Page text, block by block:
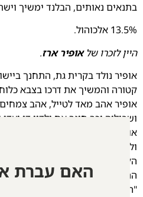
בתנאים נאותים, הבלנד ימשיך
13.5% אלכוהול.
היין לזכרו שלאופיר ארז.
אופיר נולד בקרית גת, התחנך
קטורה והמשיך את דרכו בצבא
אופיר אהב מאד לטייל, אהב
ושביליה וכך חינך את ילדיו דן
אופיר היה איש מעשה. תמיד טען
ולעשות. הוא היה פעיל בהנהלת
הקיבוץ, בצוות צח"י ובכיתת
ההורים של בית הספר של המועצה
"הורים ערים" במועצה ובתיאטרון
האם עברת את